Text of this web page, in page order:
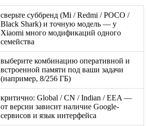
сверьте суббренд (Mi / Redmi / POCO /
Black Shark) и точную модель — у
Xiaomi много модификаций одного
семейства
выберите комбинацию оперативной и
встроенной памяти под ваши задачи
(например, 8/256 ГБ)
критично: Global / CN / Indian / EEA —
от версии зависит наличие Google-
сервисов и язык интерфейса